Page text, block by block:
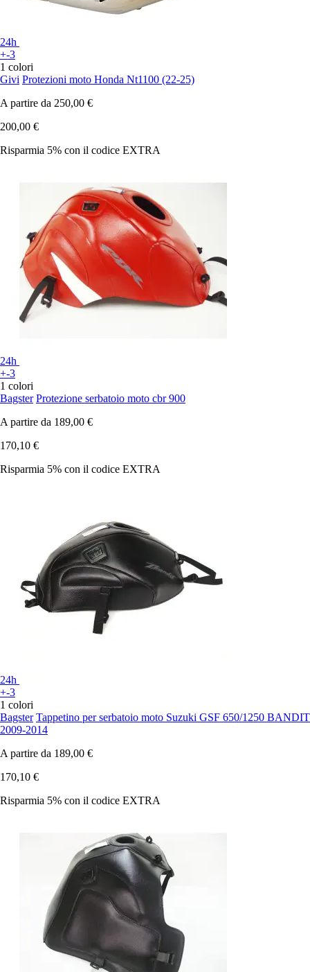
24h
+-3
1 colori
Givi Protezioni moto Honda Nt1100 (22-25)
A partire da 250,00 €
200,00 €
Risparmia 5% con il codice EXTRA
24h
+-3
1 colori
Bagster Protezione serbatoio moto cbr 900
A partire da 189,00 €
170,10 €
Risparmia 5% con il codice EXTRA
24h
+-3
1 colori
Bagster Tappetino per serbatoio moto Suzuki GSF 650/1250 BANDIT
2009-2014
A partire da 189,00 €
170,10 €
Risparmia 5% con il codice EXTRA